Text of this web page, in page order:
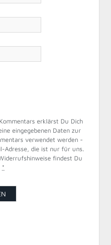
erklärst Du Dich
eingegebenen Daten zur
verwendet werden -
Adresse, die ist nur für uns.
findest Du
*